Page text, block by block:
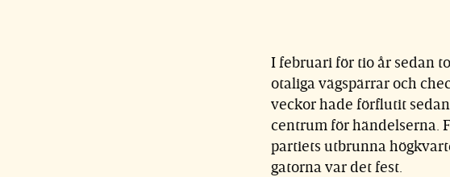
I februari för tio år sedan
otaliga vägspärrar och
veckor hade förflutit
centrum för händelserna.
partiets utbrunna
gatorna var det fest.